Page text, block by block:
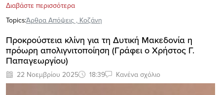
Διαβάστε περισσότερα
Topics:Άρθρα Απόψεις , Κοζάνη
Προκρούστεια κλίνη για τη Δυτική Μακεδονία η
πρόωρη απολιγνιτοποίηση (Γράφει ο Χρήστος Γ.
Παπαγεωργίου)
22 Νοεμβρίου 2025 18:39 Κανένα σχόλιο